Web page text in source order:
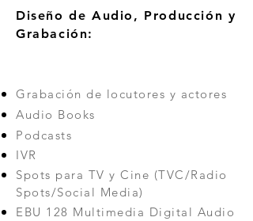
Diseño de Audio, Producción y
Grabación:
Grabación de locutores y actores
Audio Books
Podcasts
IVR
Spots para TV y Cine (TVC/Radio
Spots/Social Media)
EBU 128 Multimedia Digital Audio